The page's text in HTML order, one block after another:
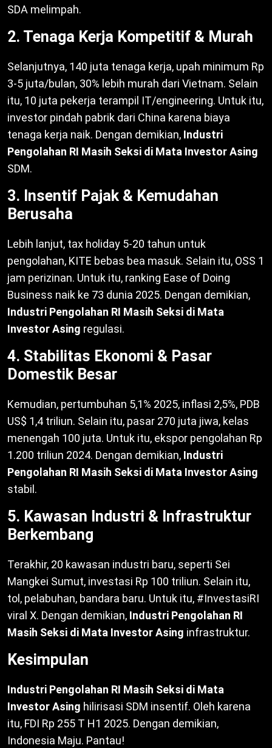
SDA melimpah.
2. Tenaga Kerja Kompetitif & Murah
Selanjutnya, 140 juta tenaga kerja, upah minimum Rp
3-5 juta/bulan, 30% lebih murah dari Vietnam. Selain
itu, 10 juta pekerja terampil IT/engineering. Untuk itu,
investor pindah pabrik dari China karena biaya
tenaga kerja naik. Dengan demikian, Industri
Pengolahan RI Masih Seksi di Mata Investor Asing
SDM.
3. Insentif Pajak & Kemudahan
Berusaha
Lebih lanjut, tax holiday 5-20 tahun untuk
pengolahan, KITE bebas bea masuk. Selain itu, OSS 1
jam perizinan. Untuk itu, ranking Ease of Doing
Business naik ke 73 dunia 2025. Dengan demikian,
Industri Pengolahan RI Masih Seksi di Mata
Investor Asing regulasi.
4. Stabilitas Ekonomi & Pasar
Domestik Besar
Kemudian, pertumbuhan 5,1% 2025, inflasi 2,5%, PDB
US$ 1,4 triliun. Selain itu, pasar 270 juta jiwa, kelas
menengah 100 juta. Untuk itu, ekspor pengolahan Rp
1.200 triliun 2024. Dengan demikian, Industri
Pengolahan RI Masih Seksi di Mata Investor Asing
stabil.
5. Kawasan Industri & Infrastruktur
Berkembang
Terakhir, 20 kawasan industri baru, seperti Sei
Mangkei Sumut, investasi Rp 100 triliun. Selain itu,
tol, pelabuhan, bandara baru. Untuk itu, #InvestasiRI
viral X. Dengan demikian, Industri Pengolahan RI
Masih Seksi di Mata Investor Asing infrastruktur.
Kesimpulan
Industri Pengolahan RI Masih Seksi di Mata
Investor Asing hilirisasi SDM insentif. Oleh karena
itu, FDI Rp 255 T H1 2025. Dengan demikian,
Indonesia Maju. Pantau!